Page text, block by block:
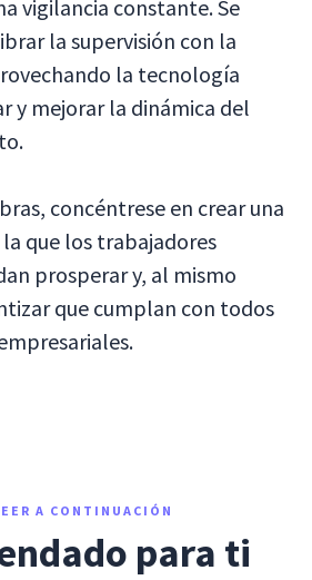
vigilancia constante. Se
la supervisión con la
la tecnología
y mejorar la dinámica del
concéntrese en crear una
que los trabajadores
prosperar y, al mismo
que cumplan con todos
A CONTINUACIÓN
para ti